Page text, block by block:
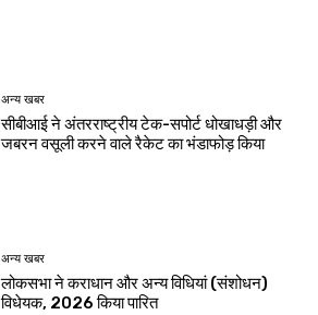
अन्य खबर
सीबीआई ने अंतरराष्ट्रीय टेक-सपोर्ट धोखाधड़ी और
जबरन वसूली करने वाले रैकेट का भंडाफोड़ किया
अन्य खबर
लोकसभा ने कराधान और अन्य विधियां (संशोधन)
विधेयक, 2026 किया पारित